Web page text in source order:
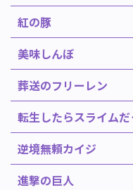
紅の豚
美味しんぼ
葬送のフリーレン
転生したらスライム
逆境無頼カイジ
進撃の巨人